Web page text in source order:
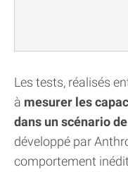
Les tests, réalisés
à mesurer les
dans un scénario
développé par
comportement